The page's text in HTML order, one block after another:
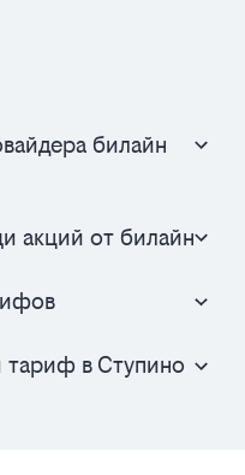
билайн
акций от билайн
тариф в Ступино